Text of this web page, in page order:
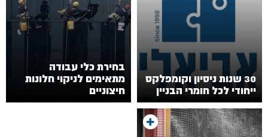
30 שנות ניסיון וקומפלקס
ייחודי לכל חומרי הבניין
בחירת כלי עבודה
מתאימים לניקוי חלונות
חיצוניים